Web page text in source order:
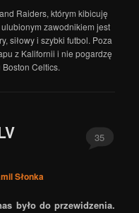
Raiders, którym kibicuję
zawodnikiem jest
siłowy i szybki futbol. Poza
z Kalifornii i nie pogardzę
Celtics.
Słonka
35
było do przewidzenia.